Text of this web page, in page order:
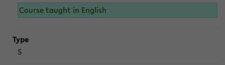
Course taught in English
S